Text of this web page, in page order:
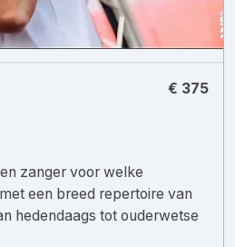
€ 375
zanger voor welke
een breed repertoire van
hedendaags tot ouderwetse